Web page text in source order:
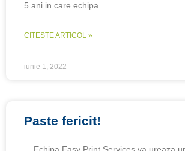
5 ani in care echipa
CITESTE ARTICOL »
iunie 1, 2022
Paste fericit!